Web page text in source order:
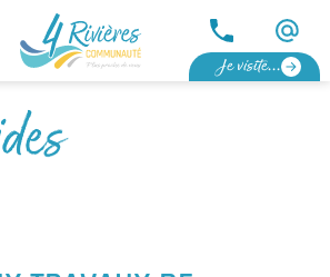
Je visite...